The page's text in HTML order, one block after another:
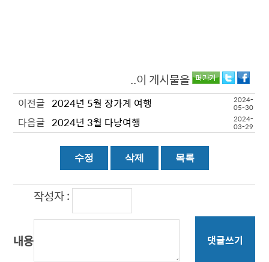
..이 게시물을
이전글 2024년 5월 장가계 여행 2024-
05-30
다음글 2024년 3월 다낭여행 2024-
03-29
작성자 :
내용 댓글쓰기